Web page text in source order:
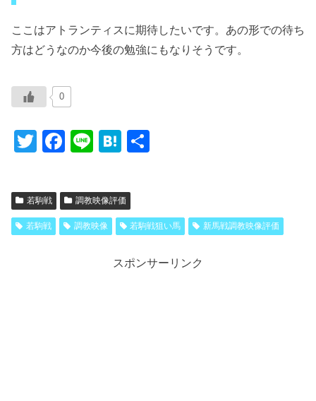
ここはアトランティスに期待したいです。あの形での待ち
方はどうなのか今後の勉強にもなりそうです。
0
T
tt
er
F
c
e
b
Li
e
H
e
n
a
若駒戦 調教映像評価
若駒戦 調教映像 若駒戦狙い馬 新馬戦調教映像評価
スポンサーリンク